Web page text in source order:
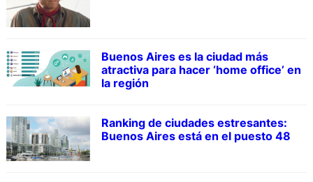
Buenos Aires es la ciudad más
atractiva para hacer ‘home office’ en
la región
Ranking de ciudades estresantes:
Buenos Aires está en el puesto 48